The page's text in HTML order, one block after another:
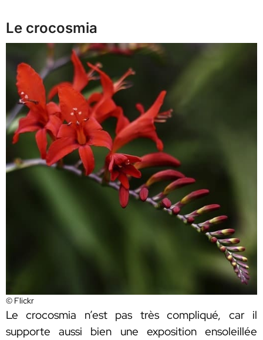
Le crocosmia
© Flickr
Le crocosmia n’est pas très compliqué, car il
supporte aussi bien une exposition ensoleillée